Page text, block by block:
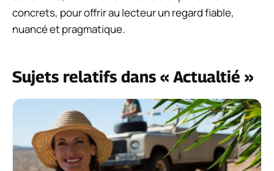
concrets, pour offrir au lecteur un regard fiable,
nuancé et pragmatique.
Sujets relatifs dans « Actualtié »